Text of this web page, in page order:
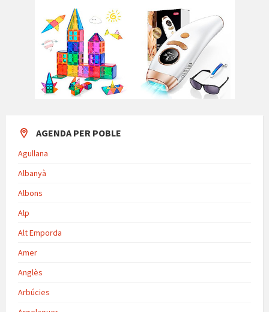
AGENDA PER POBLE
Agullana
Albanyà
Albons
Alp
Alt Emporda
Amer
Anglès
Arbúcies